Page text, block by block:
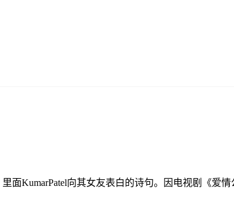
KumarPatel向其女友表白的诗句。因电视剧《爱